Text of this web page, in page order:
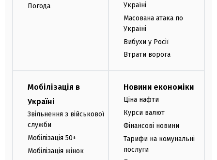
Погода
Україні
Масована атака по
Україні
Вибухи у Росії
Втрати ворога
Мобілізація в
Україні
Звільнення з військової
служби
Мобілізація 50+
Мобілізація жінок
Новини економіки
Ціна нафти
Курси валют
Фінансові новини
Тарифи на комунальні
послуги